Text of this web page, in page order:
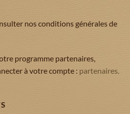
nos conditions générales de
programme partenaires,
à votre compte : partenaires.